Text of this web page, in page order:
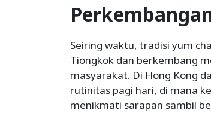
Seiring waktu, tradisi yum
Tiongkok dan berkembang
masyarakat. Di Hong Kong
rutinitas pagi hari, di mana
menikmati sarapan sambil